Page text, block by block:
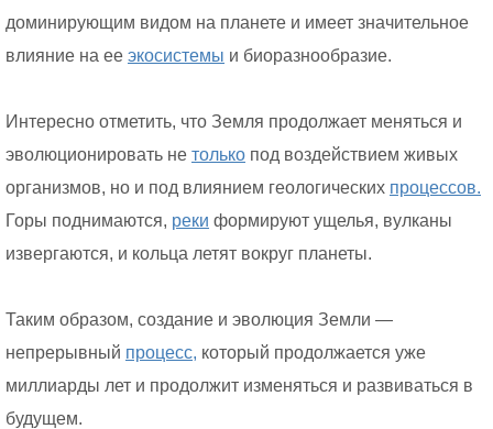
доминирующим видом на планете и имеет значительное
влияние на ее экосистемы и биоразнообразие.
Интересно отметить, что Земля продолжает меняться и
эволюционировать не только под воздействием живых
организмов, но и под влиянием геологических процессов.
Горы поднимаются, реки формируют ущелья, вулканы
извергаются, и кольца летят вокруг планеты.
Таким образом, создание и эволюция Земли —
непрерывный процесс, который продолжается уже
миллиарды лет и продолжит изменяться и развиваться в
будущем.